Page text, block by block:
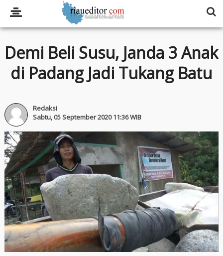
Demi Beli Susu, Janda 3 Anak
di Padang Jadi Tukang Batu
Redaksi
Sabtu, 05 September 2020 11:36 WIB